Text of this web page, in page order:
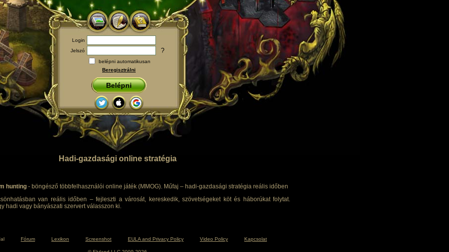
Login
Jelszó
?
belépni automatikusan
Beregisztrálni
Belépni
Hadi-gazdasági online stratégia
hunting - böngésző többfelhasználói online játék (MMOG). Műfaj – hadi-gazdasági stratégia reális időben
van reális időben – fejleszti a városát, kereskedik, szövetségeket köt és háborúkat folytat.
hadi vagy bányászati szervert válasszon ki.
Fórum Lexikon Screenshot EULA and Privacy Policy Video Policy Kapcsolat